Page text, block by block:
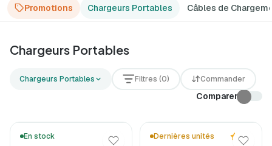
Promotions Chargeurs Portables Câbles de
Chargeurs Portables pour Voiture
Chargeurs Portables
Chargeurs Portables Filtres (0) Commander
Comparer
En stock Dernières unités
5.0